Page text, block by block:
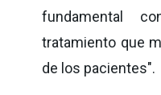
fundamental
tratamiento que
de los pacientes".